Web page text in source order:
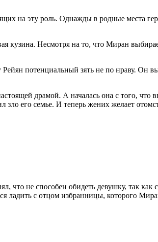
на эту роль. Однажды в родные места
кузина. Несмотря на то, что Миран
потенциальный зять не по нраву. Он
драмой. А началась она с того,
его семье. И теперь жених желает
что не способен обидеть девушку, так как
ладить с отцом избранницы, которого